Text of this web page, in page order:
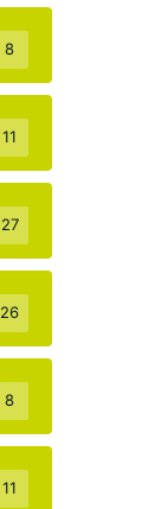
8
11
27
26
8
11